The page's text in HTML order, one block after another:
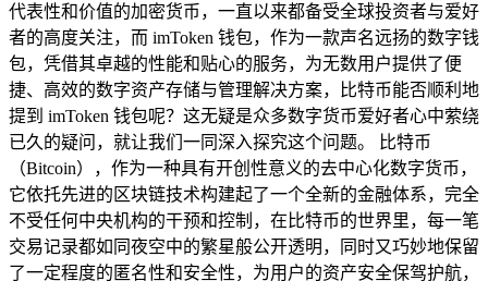
代表性和价值的加密货币，一直以来都备受全球投资者与爱好
者的高度关注，而 imToken 钱包，作为一款声名远扬的数字钱
包，凭借其卓越的性能和贴心的服务，为无数用户提供了便
捷、高效的数字资产存储与管理解决方案，比特币能否顺利地
提到 imToken 钱包呢？这无疑是众多数字货币爱好者心中萦绕
已久的疑问，就让我们一同深入探究这个问题。 比特币
（Bitcoin），作为一种具有开创性意义的去中心化数字货币，
它依托先进的区块链技术构建起了一个全新的金融体系，完全
不受任何中央机构的干预和控制，在比特币的世界里，每一笔
交易记录都如同夜空中的繁星般公开透明，同时又巧妙地保留
了一定程度的匿名性和安全性，为用户的资产安全保驾护航，